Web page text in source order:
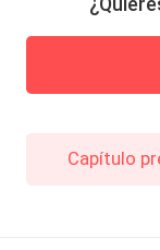
Capítulo